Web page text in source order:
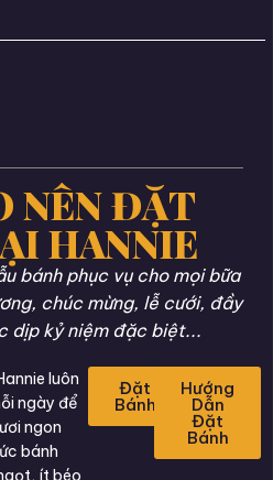
NÊN ĐẶT
HANNIE
bánh phục vụ cho mọi bữa
chúc mừng, lễ cưới, đầy
dịp kỷ niệm đặc biệt...
luôn
ngày để
ngon
bánh
ít béo
Đặt
Bánh
Hướng
Dẫn
Đặt
Bánh